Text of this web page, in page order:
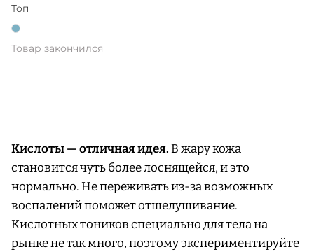
Топ
Товар закончился
Кислоты — отличная идея.В жару кожа
становится чуть более лоснящейся, и это
нормально. Не переживать из-за возможных
воспалений поможет отшелушивание.
Кислотных тоников специально для тела на
рынке не так много, поэтому экспериментируйте